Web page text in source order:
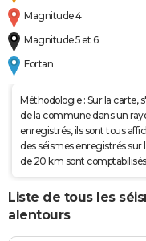
Magnitude 4
Magnitude 5 et 6
Fortan
Méthodologie : Sur la carte,
de la commune dans un
enregistrés, ils sont tous
des séismes enregistrés
de 20 km sont
Liste de tous les
alentours